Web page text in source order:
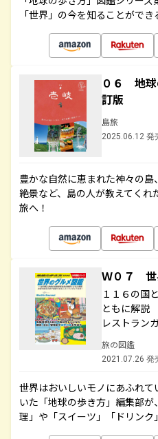
「世界」の今を知ることができ
０６ 地
訂版
島旅
2025.06.12 発
豊かな自然に恵まれた神々の島
絶景など、島の人が教えてく
旅へ！
Ｗ０７ 世
１１６の国
ともに解説
レストラン
旅の図鑑
2021.07.26 発
世界はおいしいモノにあふれ
いた「地球の歩き方」編集部
理」や「スイーツ」「ドリンク